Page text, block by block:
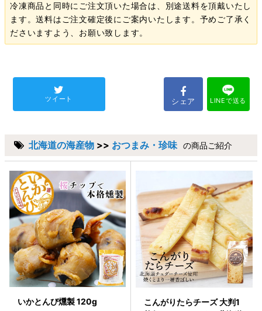
冷凍商品と同時にご注文頂いた場合は、別途送料を頂戴いたし
ます。送料はご注文確定後にご案内いたします。予めご了承く
ださいますよう、お願い致します。
ツイート シェア LINEで送る
北海道の海産物 >> おつまみ・珍味 の商品ご紹介
いかとんび燻製 120g
こんがりたらチーズ 大判1